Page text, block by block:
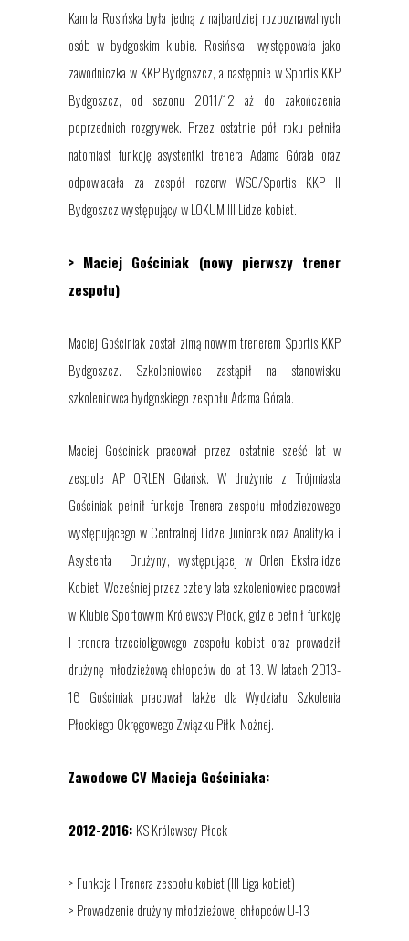
Kamila Rosińska była jedną z najbardziej rozpoznawalnych
osób w bydgoskim klubie. Rosińska występowała jako
zawodniczka w KKP Bydgoszcz, a następnie w Sportis KKP
Bydgoszcz, od sezonu 2011/12 aż do zakończenia
poprzednich rozgrywek. Przez ostatnie pół roku pełniła
natomiast funkcję asystentki trenera Adama Górala oraz
odpowiadała za zespół rezerw WSG/Sportis KKP II
Bydgoszcz występujący w LOKUM III Lidze kobiet.
> Maciej Gościniak (nowy pierwszy trener
zespołu)
Maciej Gościniak został zimą nowym trenerem Sportis KKP
Bydgoszcz. Szkoleniowiec zastąpił na stanowisku
szkoleniowca bydgoskiego zespołu Adama Górala.
Maciej Gościniak pracował przez ostatnie sześć lat w
zespole AP ORLEN Gdańsk. W drużynie z Trójmiasta
Gościniak pełnił funkcje Trenera zespołu młodzieżowego
występującego w Centralnej Lidze Juniorek oraz Analityka i
Asystenta I Drużyny, występującej w Orlen Ekstralidze
Kobiet. Wcześniej przez cztery lata szkoleniowiec pracował
w Klubie Sportowym Królewscy Płock, gdzie pełnił funkcję
I trenera trzecioligowego zespołu kobiet oraz prowadził
drużynę młodzieżową chłopców do lat 13. W latach 2013-
16 Gościniak pracował także dla Wydziału Szkolenia
Płockiego Okręgowego Związku Piłki Nożnej.
Zawodowe CV Macieja Gościniaka:
2012-2016: KS Królewscy Płock
> Funkcja I Trenera zespołu kobiet (III Liga kobiet)
> Prowadzenie drużyny młodzieżowej chłopców U-13